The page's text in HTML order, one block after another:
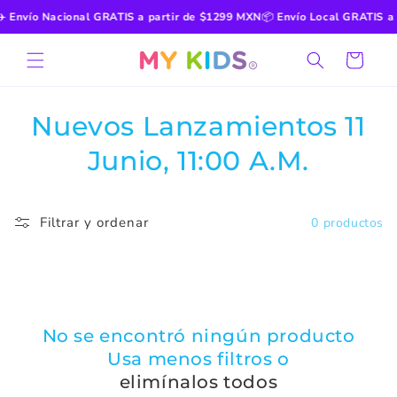
directamente
al contenido
Envío Nacional GRATIS a partir de $1299 MXN📦Envío Local GRATIS a
Carrito
C
e
Nuevos Lanzamientos 11
Junio, 11:00 A.M.
Filtrar y ordenar 0 productos
No se encontró ningún producto
Usa menos filtros o
elimínalos todos